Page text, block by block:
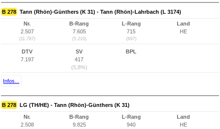
B 278 Tann (Rhön)-Günthers (K 31) - Tann (Rhön)-Lahrbach (L 3174)
Nr.
2.507
(11.787)
B-Rang
7.605
(5.210)
L-Rang
715
(697)
Land
HE
DTV
7.197
SV
417
(5,8%)
BPL
Infos...
B 278 LG (TH/HE) - Tann (Rhön)-Günthers (K 31)
Nr.
2.508
B-Rang
9.825
L-Rang
940
Land
HE